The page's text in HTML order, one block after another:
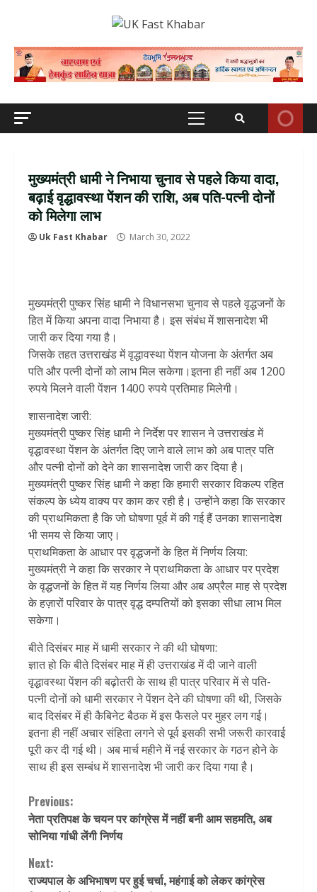
Primary
मुख्‍यमंत्री धामी ने निभाया चुनाव से पहले किया वादा,
बढ़ाई वृद्धावस्‍था पेंशन की राशि, अब पति-पत्नी दोनों
को मिलेगा लाभ
Uk Fast Khabar March 30, 2022
मुख्‍यमंत्री पुष्‍कर सिंह धामी ने विधानसभा चुनाव से पहले वृद्धजनों के
हित में किया अपना वादा निभाया है। इस संबंध में शासनादेश भी
जारी कर दिया गया है।
जिसके तहत उत्तराखंड में वृद्धावस्‍था पेंशन योजना के अंतर्गत अब
पति और पत्नी दोनों को लाभ मिल सकेगा।इतना ही नहीं अब 1200
रुपये मिलने वाली पेंशन 1400 रुपये प्रतिमाह मिलेगी।
शासनादेश जारी:
मुख्यमंत्री पुष्कर सिंह धामी ने निर्देश पर शासन ने उत्तराखंड में
वृद्धावस्‍था पेंशन के अंतर्गत दिए जाने वाले लाभ को अब पात्र पति
और पत्नी दोनों को देने का शासनादेश जारी कर दिया है।
मुख्यमंत्री पुष्कर सिंह धामी ने कहा कि हमारी सरकार विकल्प रहित
संकल्प के ध्येय वाक्य पर काम कर रही है। उन्होंने कहा कि सरकार
की प्राथमिकता है कि जो घोषणा पूर्व में की गई हैं उनका शासनादेश
भी समय से किया जाए।
प्राथमिकता के आधार पर वृद्धजनों के हित में निर्णय लिया:
मुख्यमंत्री ने कहा कि सरकार ने प्राथमिकता के आधार पर प्रदेश
के वृद्धजनों के हित में यह निर्णय लिया और अब अप्रैल माह से प्रदेश
के हज़ारों परिवार के पात्र वृद्ध दम्पतियों को इसका सीधा लाभ मिल
सकेगा।
बीते दिसंबर माह में धामी सरकार ने की थी घोषणा:
ज्ञात हो कि बीते दिसंबर माह में ही उत्तराखंड में दी जाने वाली
वृद्धावस्था पेंशन की बढ़ोतरी के साथ ही पात्र परिवार में से पति-
पत्नी दोनों को धामी सरकार ने पेंशन देने की घोषणा की थी, जिसके
बाद दिसंबर में ही कैबिनेट बैठक में इस फैसले पर मुहर लग गई।
इतना ही नहीं अचार संहिता लगने से पूर्व इसकी सभी जरूरी कारवाई
पूरी कर दी गई थी। अब मार्च महीने में नई सरकार के गठन होने के
साथ ही इस सम्बंध में शासनादेश भी जारी कर दिया गया है।
Continue
Reading
Previous:
नेता प्रतिपक्ष के चयन पर कांग्रेस में नहीं बनी आम सहमति, अब
सोनिया गांधी लेंगी निर्णय
Next:
राज्यपाल के अभिभाषण पर हुई चर्चा, महंगाई को लेकर कांग्रेस